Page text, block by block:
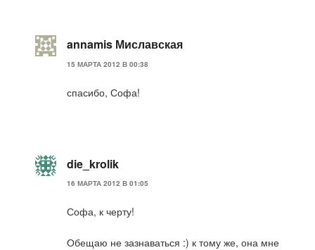
annamis Миславская
15 МАРТА 2012 В 00:38
спасибо, Софа!
die_krolik
16 МАРТА 2012 В 01:05
Софа, к черту!
Обещаю не зазнаваться :) к тому же, она мне